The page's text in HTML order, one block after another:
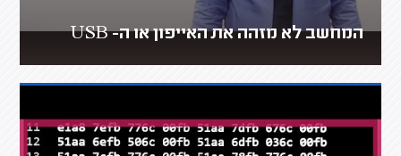
המחשב לא מזהה את האייפון או ה- USB